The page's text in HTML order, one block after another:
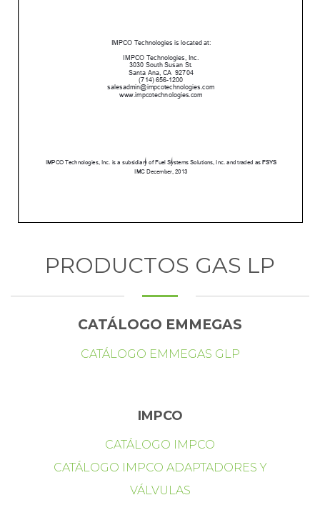
PRODUCTOS GAS LP
CATÁLOGO EMMEGAS
CATÁLOGO EMMEGAS GLP
IMPCO
CATÁLOGO IMPCO
CATÁLOGO IMPCO ADAPTADORES Y
VÁLVULAS